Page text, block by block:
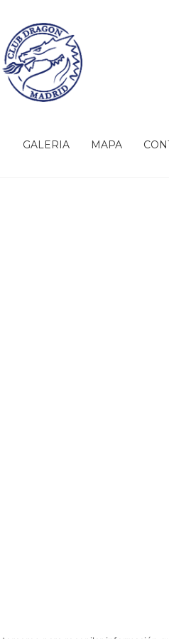
GALERIA MAPA